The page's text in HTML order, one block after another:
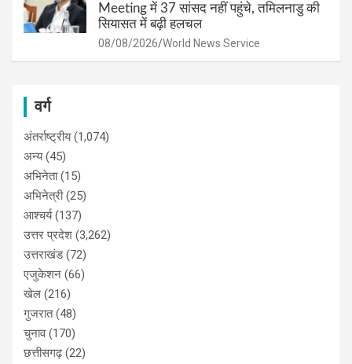
Meeting में 37 सांसद नहीं पहुंचे, तमिलनाडु की
सियासत में बढ़ी हलचल
08/08/2026 World News Service
वर्ग
अंतर्राष्ट्रीय(1,074)
अन्य(45)
अभिनेता(15)
अभिनेत्री(25)
आश्चर्य(137)
उत्तर प्रदेश (3,262)
उत्तराखंड(72)
एजुकेशन (66)
खेल (216)
गुजरात(48)
चुनाव(170)
छत्तीसगढ़(22)